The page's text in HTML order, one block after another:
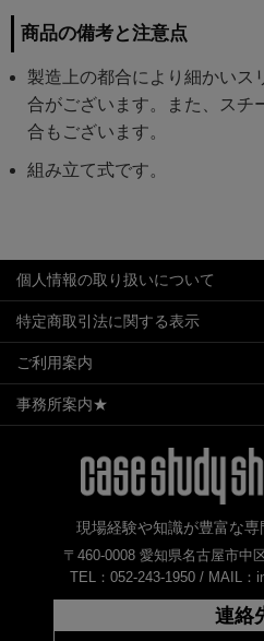
商品の備考と注意点
製造上の都合により細かいス
合がございます。また、スチ
合もございます。
組み立て式です。
個人情報の取り扱いについて
特定商取引法に関する表示
ご利用案内
事務所案内★
現場経験や知識が豊富な
〒460-0008 愛知県名古屋市中
TEL：052-243-1950 / MAIL：
連絡